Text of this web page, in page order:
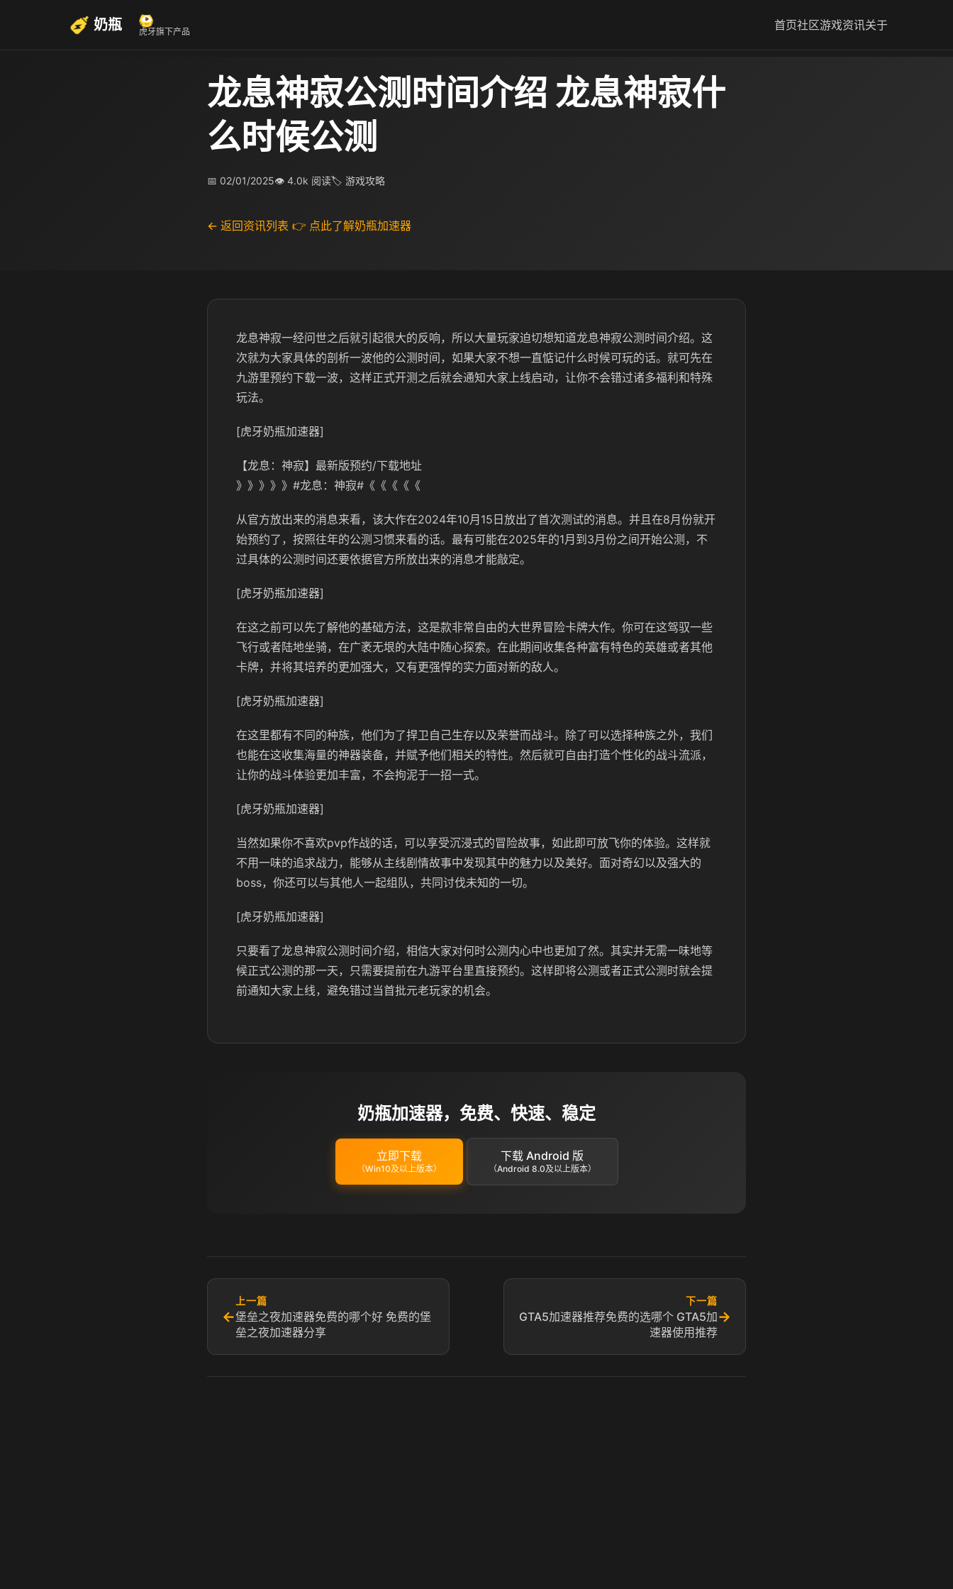
奶瓶 虎牙旗下产品 首页社区游戏资讯关于
龙息神寂公测时间介绍 龙息神寂什
么时候公测
📅 02/01/2025👁 4.0k 阅读🏷 游戏攻略
← 返回资讯列表 👉 点此了解奶瓶加速器
龙息神寂一经问世之后就引起很大的反响，所以大量玩家迫切想知道龙息神寂公测时间介绍。这
次就为大家具体的剖析一波他的公测时间，如果大家不想一直惦记什么时候可玩的话。就可先在
九游里预约下载一波，这样正式开测之后就会通知大家上线启动，让你不会错过诸多福利和特殊
玩法。
[虎牙奶瓶加速器]
【龙息：神寂】最新版预约/下载地址
》》》》》#龙息：神寂#《《《《《
从官方放出来的消息来看，该大作在2024年10月15日放出了首次测试的消息。并且在8月份就开
始预约了，按照往年的公测习惯来看的话。最有可能在2025年的1月到3月份之间开始公测，不
过具体的公测时间还要依据官方所放出来的消息才能敲定。
[虎牙奶瓶加速器]
在这之前可以先了解他的基础方法，这是款非常自由的大世界冒险卡牌大作。你可在这驾驭一些
飞行或者陆地坐骑，在广袤无垠的大陆中随心探索。在此期间收集各种富有特色的英雄或者其他
卡牌，并将其培养的更加强大，又有更强悍的实力面对新的敌人。
[虎牙奶瓶加速器]
在这里都有不同的种族，他们为了捍卫自己生存以及荣誉而战斗。除了可以选择种族之外，我们
也能在这收集海量的神器装备，并赋予他们相关的特性。然后就可自由打造个性化的战斗流派，
让你的战斗体验更加丰富，不会拘泥于一招一式。
[虎牙奶瓶加速器]
当然如果你不喜欢pvp作战的话，可以享受沉浸式的冒险故事，如此即可放飞你的体验。这样就
不用一味的追求战力，能够从主线剧情故事中发现其中的魅力以及美好。面对奇幻以及强大的
boss，你还可以与其他人一起组队，共同讨伐未知的一切。
[虎牙奶瓶加速器]
只要看了龙息神寂公测时间介绍，相信大家对何时公测内心中也更加了然。其实并无需一味地等
候正式公测的那一天，只需要提前在九游平台里直接预约。这样即将公测或者正式公测时就会提
前通知大家上线，避免错过当首批元老玩家的机会。
奶瓶加速器，免费、快速、稳定
立即下载
（Win10及以上版本）
下载 Android 版
（Android 8.0及以上版本）
←
上一篇
堡垒之夜加速器免费的哪个好 免费的堡
垒之夜加速器分享
下一篇
GTA5加速器推荐免费的选哪个 GTA5加
速器使用推荐
→